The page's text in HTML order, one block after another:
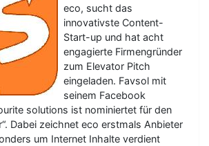
eco, sucht das
innovativste Content-
Start-up und hat acht
engagierte Firmengründer
zum Elevator Pitch
eingeladen. Favsol mit
seinem Facebook
solutions ist nominiertet für den
Dabei zeichnet eco erstmals Anbieter
um Internet Inhalte verdient